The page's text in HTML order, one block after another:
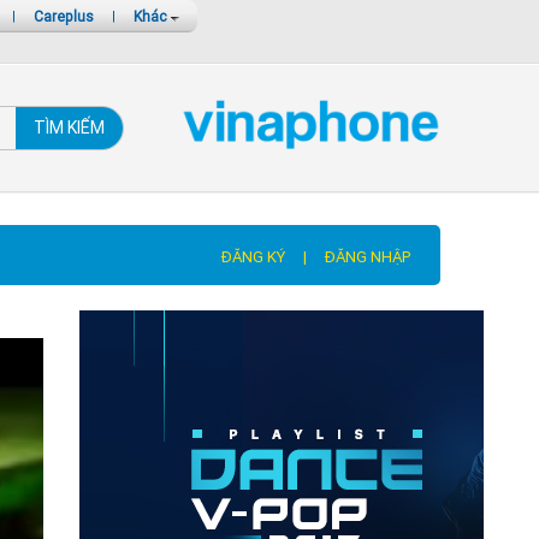
| Careplus | Khác
TÌM KIẾM
ĐĂNG KÝ | ĐĂNG NHẬP